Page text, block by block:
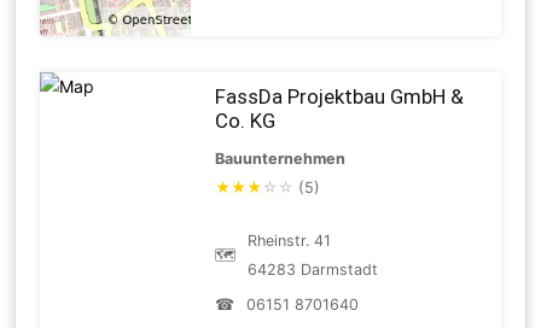
FassDa Projektbau GmbH &
Co. KG
Bauunternehmen
★★★ ☆ ☆ (5)
🗺
Rheinstr. 41
64283 Darmstadt
☎
06151 8701640